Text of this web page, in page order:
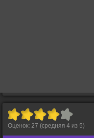
Оценок: 27 (средняя 4 из 5)